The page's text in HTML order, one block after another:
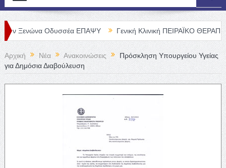
Οδυσσέα ΕΠΑΨΥ Γενική Κλινική ΠΕΙΡΑΪΚΟ ΘΕΡΑΠΕΥΤΗΡΙΟ
Αρχική Νέα Ανακοινώσεις
Πρόσκληση Υπουργείου Υγείας
για Δημόσια Διαβούλευση